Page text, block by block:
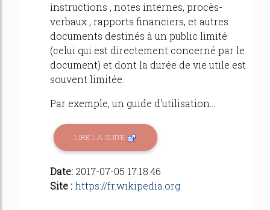
instructions , notes internes, procès-
verbaux , rapports financiers, et autres
documents destinés à un public limité
(celui qui est directement concerné par le
document) et dont la durée de vie utile est
souvent limitée.
Par exemple, un guide d'utilisation...
LIRE LA SUITE
Date: 2017-07-05 17:18:46
Site :https://fr.wikipedia.org